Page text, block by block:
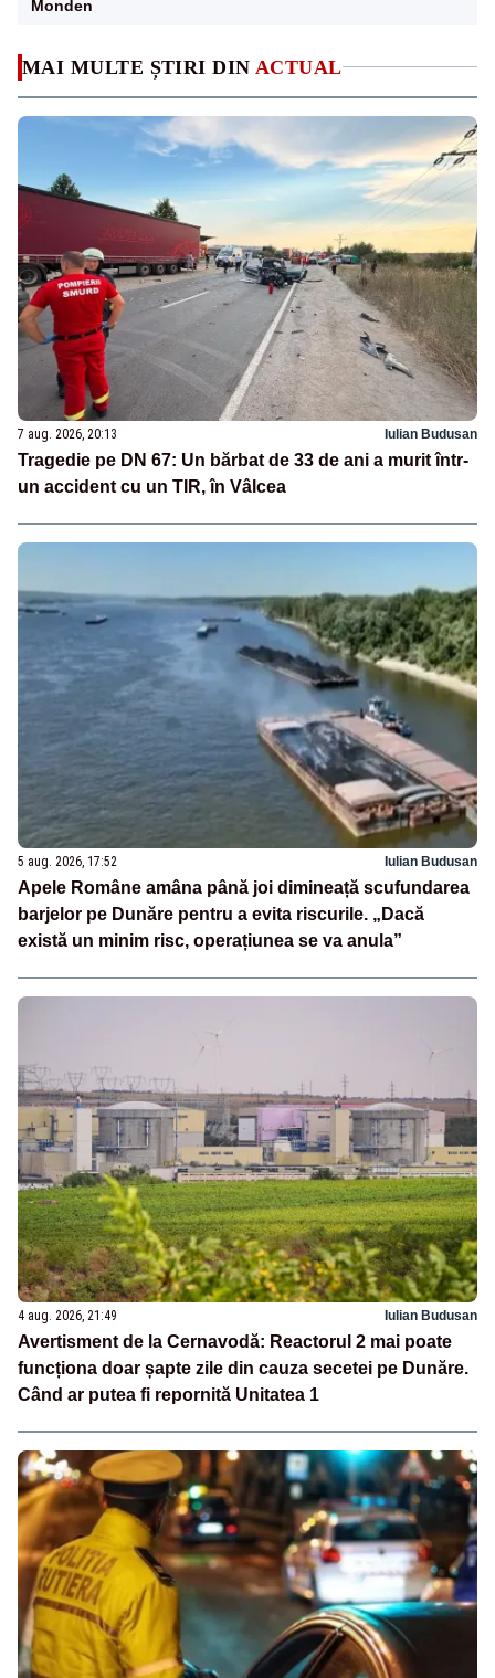
MAI MULTE ȘTIRI DIN ACTUAL
7 aug. 2026, 20:13 Iulian Budusan
Tragedie pe DN 67: Un bărbat de 33 de ani a murit într-
un accident cu un TIR, în Vâlcea
5 aug. 2026, 17:52 Iulian Budusan
Apele Române amâna până joi dimineață scufundarea
barjelor pe Dunăre pentru a evita riscurile. „Dacă
există un minim risc, operațiunea se va anula”
4 aug. 2026, 21:49 Iulian Budusan
Avertisment de la Cernavodă: Reactorul 2 mai poate
funcționa doar șapte zile din cauza secetei pe Dunăre.
Când ar putea fi repornită Unitatea 1
Monden